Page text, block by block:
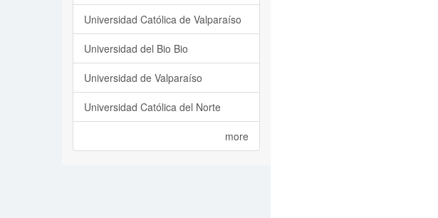
Universidad Católica de Valparaíso
Universidad del Bio Bio
Universidad de Valparaíso
Universidad Católica del Norte
more